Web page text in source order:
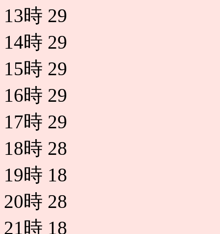
13時 29
14時 29
15時 29
16時 29
17時 29
18時 28
19時 18
20時 28
21時 18